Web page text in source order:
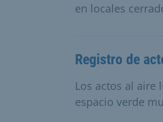
en locales
Registro de
Los actos al aire
espacio verde